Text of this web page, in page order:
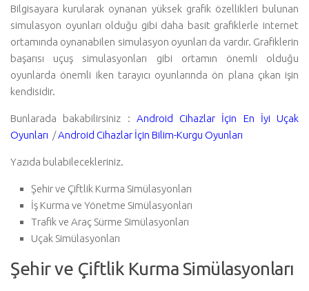
Bilgisayara kurularak oynanan yüksek grafik özellikleri bulunan
simulasyon oyunları olduğu gibi daha basit grafiklerle internet
ortamında oynanabilen simulasyon oyunları da vardır. Grafiklerin
başarısı uçuş simulasyonları gibi ortamın önemli olduğu
oyunlarda önemli iken tarayıcı oyunlarında ön plana çıkan işin
kendisidir.
Bunlarada bakabilirsiniz : Android Cihazlar İçin En İyi Uçak
Oyunları /Android Cihazlar İçin Bilim-Kurgu Oyunları
Yazıda bulabilecekleriniz.
Şehir ve Çiftlik Kurma Simülasyonları
İş Kurma ve Yönetme Simülasyonları
Trafik ve Araç Sürme Simülasyonları
Uçak Simülasyonları
Şehir ve Çiftlik Kurma Simülasyonları